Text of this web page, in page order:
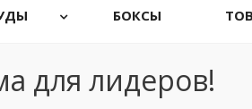
БОКСЫ
для лидеров!